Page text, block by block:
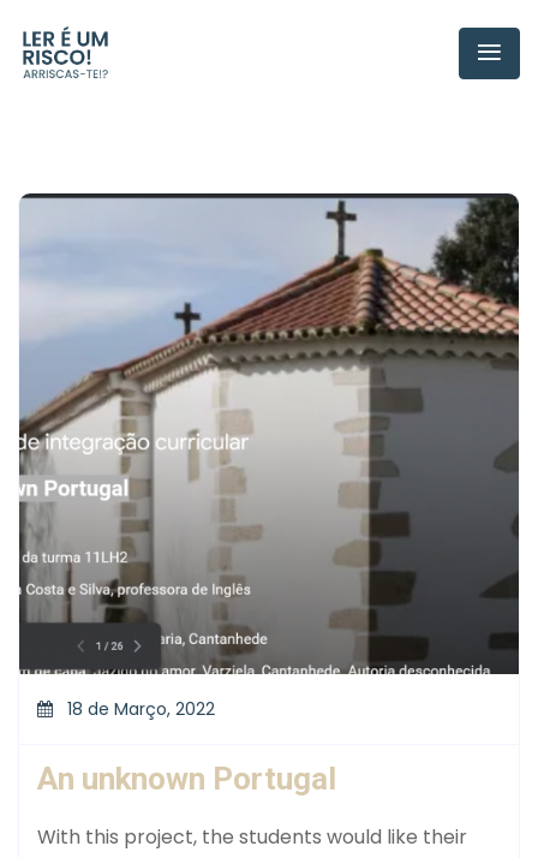
18 de Março, 2022
An unknown Portugal
With this project, the students would like their